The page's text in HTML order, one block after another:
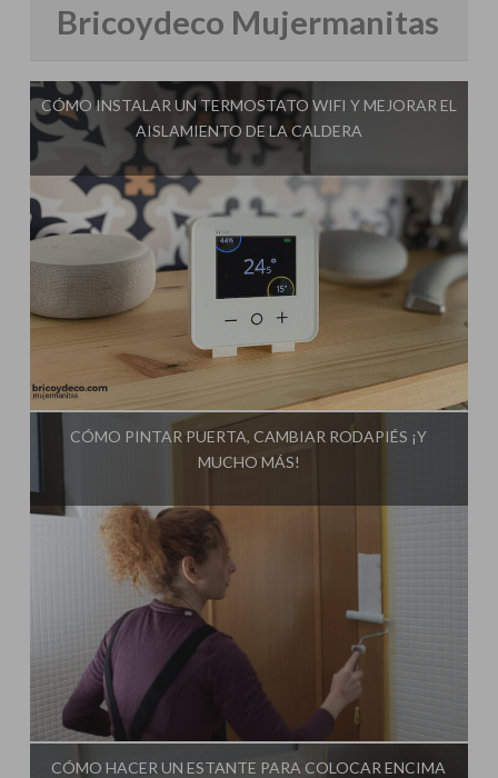
Bricoydeco Mujermanitas
CÓMO INSTALAR UN TERMOSTATO WIFI Y MEJORAR EL
AISLAMIENTO DE LA CALDERA
Influencer: Bricoydeco Mujermanitas
CÓMO PINTAR PUERTA, CAMBIAR RODAPIÉS ¡Y
MUCHO MÁS!
Influencer: Bricoydeco Mujermanitas
CÓMO HACER UN ESTANTE PARA COLOCAR ENCIMA